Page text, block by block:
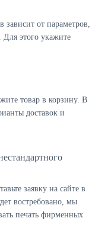
от параметров,
Для этого укажите
товар в корзину. В
доставок и
заявку на сайте в
востребовано, мы
печать фирменных